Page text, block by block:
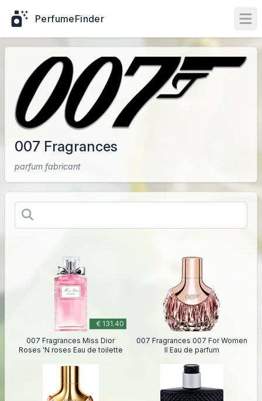
PerfumeFinder
007 Fragrances
parfum fabricant
€ 131.40
007 Fragrances Miss Dior
Roses 'N roses Eau de toilette
007 Fragrances 007 For Women
II Eau de parfum